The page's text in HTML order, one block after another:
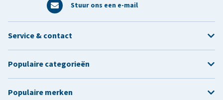
Stuur ons een e-mail
Service & contact
Populaire categorieën
Populaire merken